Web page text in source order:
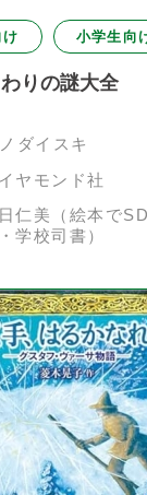
小学生向
りの謎大全
ダイスキ
ヤモンド社
仁美（絵本で
学校司書）